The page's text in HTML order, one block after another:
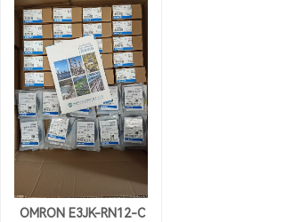
OMRON E3JK-RN12-C